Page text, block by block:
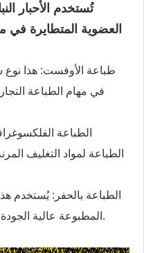
تُستخدم الأحبار
العضوية المتطايرة في
في مهام الطباعة
الطباعة لمواد التغليف
المطبوعة عالية الجودة، مثل تغليف السلع الفاخرة.